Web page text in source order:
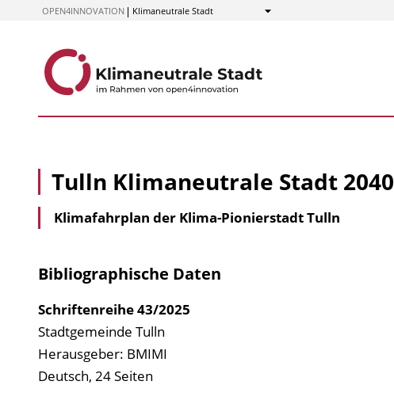
OPEN4INNOVATION Klimaneutrale Stadt
Anzeigen
Tulln Klimaneutrale Stadt 2040
Klimafahrplan der Klima-Pionierstadt Tulln
Bibliographische Daten
Schriftenreihe43/2025
Stadtgemeinde Tulln
Herausgeber: BMIMI
Deutsch, 24 Seiten